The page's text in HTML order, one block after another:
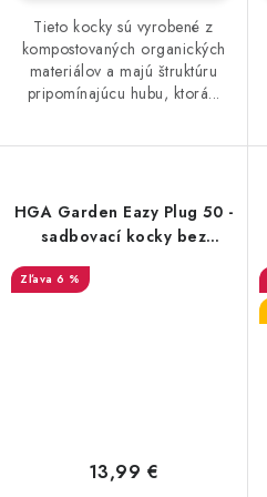
Tieto kocky sú vyrobené z
kompostovaných organických
materiálov a majú štruktúru
pripomínajúcu hubu, ktorá...
HGA Garden Eazy Plug 50 -
sadbovací kocky bez
6 %
13,99 €